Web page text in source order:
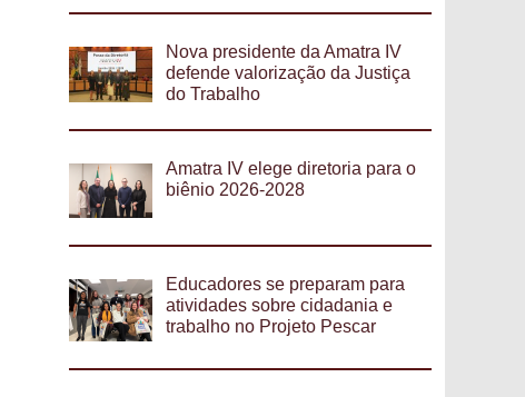
Nova presidente da Amatra IV
defende valorização da Justiça
do Trabalho
Amatra IV elege diretoria para o
biênio 2026-2028
Educadores se preparam para
atividades sobre cidadania e
trabalho no Projeto Pescar